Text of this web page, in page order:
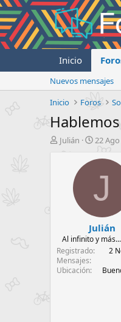
Inicio
Nuevos mensajes
Inicio
Foros
I
n
d
e
l
t
Julián
F
e
c
d
i
n
i
c
22
J
Julián
Al infinito y
Registrado
2
Mensajes
Ubicación